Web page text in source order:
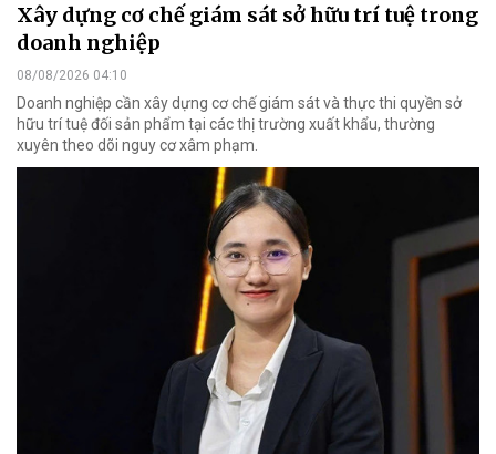
Xây dựng cơ chế giám sát sở hữu trí tuệ trong
doanh nghiệp
08/08/2026 04:10
Doanh nghiệp cần xây dựng cơ chế giám sát và thực thi quyền sở
hữu trí tuệ đối sản phẩm tại các thị trường xuất khẩu, thường
xuyên theo dõi nguy cơ xâm phạm.